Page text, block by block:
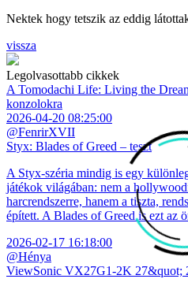
Nektek hogy tetszik az eddig
vissza
Legolvasottabb cikkek
A Tomodachi Life: Living the
konzolokra
2026-04-20 08:25:00
@FenrirXVII
Styx: Blades of Greed – teszt
A Styx-széria mindig is egy
játékok világában: nem a
harcrendszerre, hanem a tiszta,
épített. A Blades of Greed is ezt az
2026-02-17 16:18:00
@Hénya
ViewSonic VX27G1-2K 27&quot;